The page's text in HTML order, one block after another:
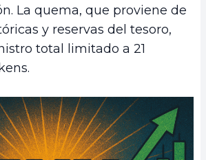
La quema, que proviene de
y reservas del tesoro,
total limitado a 21